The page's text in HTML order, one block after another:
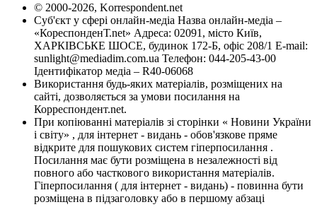
© 2000-2026, Korrespondent.net
Суб'єкт у сфері онлайн-медіа Назва онлайн-медіа –
«КореспонденТ.net» Адреса: 02091, місто Київ,
ХАРКІВСЬКЕ ШОСЕ, будинок 172-Б, офіс 208/1 E-mail:
sunlight@mediadim.com.ua Телефон: 044-205-43-00
Ідентифікатор медіа – R40-06068
Використання будь-яких матеріалів, розміщених на
сайті, дозволяється за умови посилання на
Корреспондент.net.
При копіюванні матеріалів зі сторінки « Новини України
і світу» , для інтернет - видань - обов'язкове пряме
відкрите для пошукових систем гіперпосилання .
Посилання має бути розміщена в незалежності від
повного або часткового використання матеріалів.
Гіперпосилання ( для інтернет - видань) - повинна бути
розміщена в підзаголовку або в першому абзаці